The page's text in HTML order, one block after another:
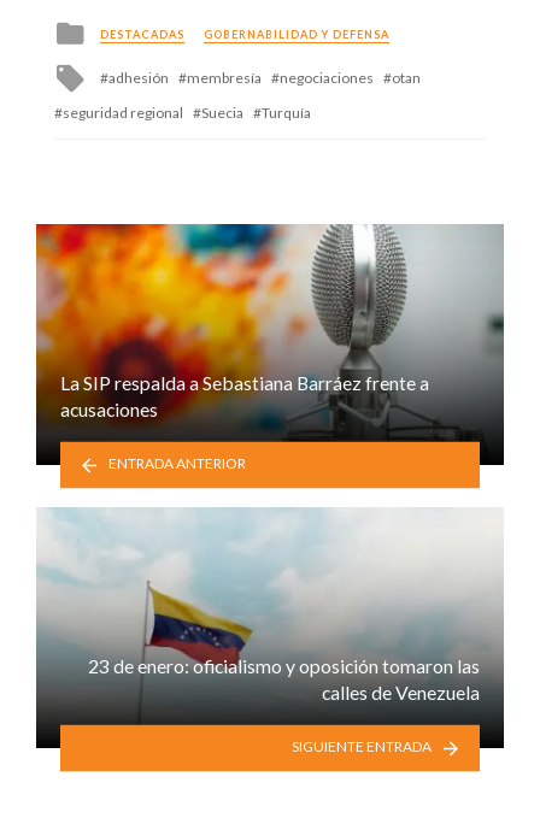
Posted
in
DESTACADAS GOBERNABILIDAD Y DEFENSA
Tagged
with
adhesión membresía negociaciones
otan
seguridad regional
Suecia Turquía
La SIP respalda a Sebastiana Barráez frente a
acusaciones
ENTRADA ANTERIOR
23 de enero: oficialismo y oposición tomaron las
calles de Venezuela
SIGUIENTE ENTRADA